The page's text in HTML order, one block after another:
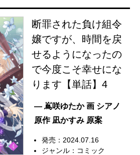
断罪された負け組令
嬢ですが、時間を戻
せるようになったの
で今度こそ幸せにな
ります【単話】4
— 嶌咲ゆたか 画 シアノ
原作 凪かすみ 原案
発売：2024.07.16
ジャンル： コミック